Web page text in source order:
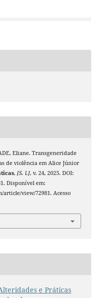
Eliane. Transgeneridade
de violência em Alice Júnior
, [S. l.], v. 24, 2025. DOI:
Disponível em:
view/72981. Acesso
e Práticas